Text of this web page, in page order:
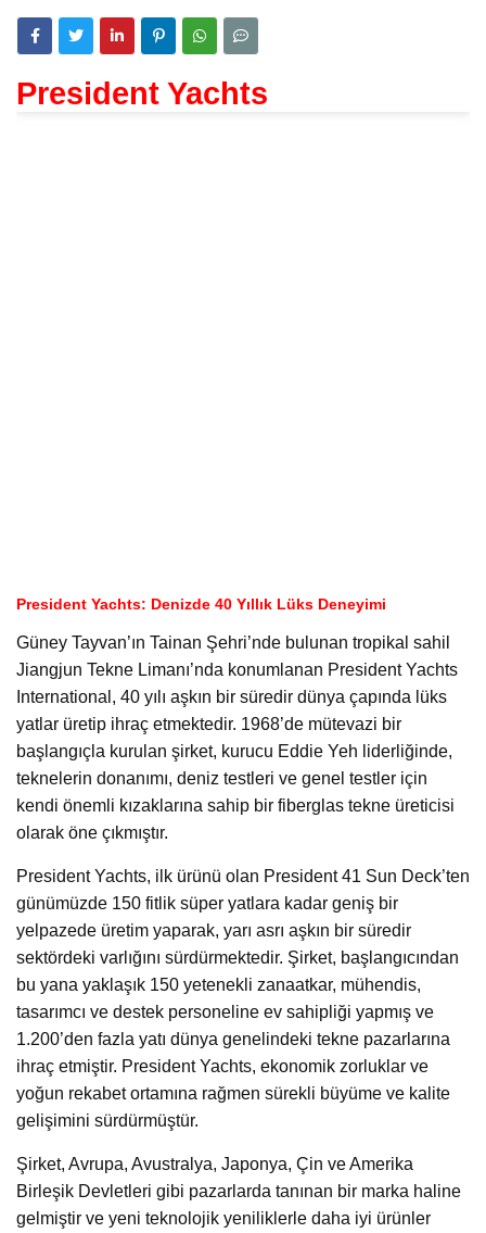
President Yachts
President Yachts: Denizde 40 Yıllık Lüks Deneyimi
Güney Tayvan’ın Tainan Şehri’nde bulunan tropikal sahil
Jiangjun Tekne Limanı’nda konumlanan President Yachts
International, 40 yılı aşkın bir süredir dünya çapında lüks
yatlar üretip ihraç etmektedir. 1968’de mütevazi bir
başlangıçla kurulan şirket, kurucu Eddie Yeh liderliğinde,
teknelerin donanımı, deniz testleri ve genel testler için
kendi önemli kızaklarına sahip bir fiberglas tekne üreticisi
olarak öne çıkmıştır.
President Yachts, ilk ürünü olan President 41 Sun Deck’ten
günümüzde 150 fitlik süper yatlara kadar geniş bir
yelpazede üretim yaparak, yarı asrı aşkın bir süredir
sektördeki varlığını sürdürmektedir. Şirket, başlangıcından
bu yana yaklaşık 150 yetenekli zanaatkar, mühendis,
tasarımcı ve destek personeline ev sahipliği yapmış ve
1.200’den fazla yatı dünya genelindeki tekne pazarlarına
ihraç etmiştir. President Yachts, ekonomik zorluklar ve
yoğun rekabet ortamına rağmen sürekli büyüme ve kalite
gelişimini sürdürmüştür.
Şirket, Avrupa, Avustralya, Japonya, Çin ve Amerika
Birleşik Devletleri gibi pazarlarda tanınan bir marka haline
gelmiştir ve yeni teknolojik yeniliklerle daha iyi ürünler